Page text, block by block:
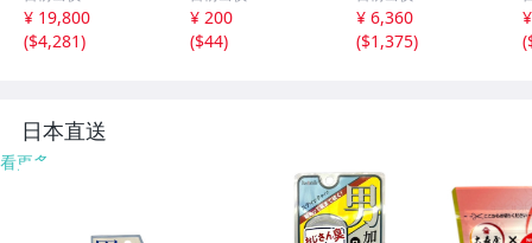
クレイジーブラッ
ク ビジネスバッ
グ バッグパック
¥ 19,800
($4,281)
通勤 軽量 ポケッ
ト多 書類カバン
プレゼント ブラ
¥ 200
($44)
ス 2way 軽量 大
容量 リクルート
バッグ 撥水 耐摩
¥ 6,360
($1,375)
(
日本直送
看更多